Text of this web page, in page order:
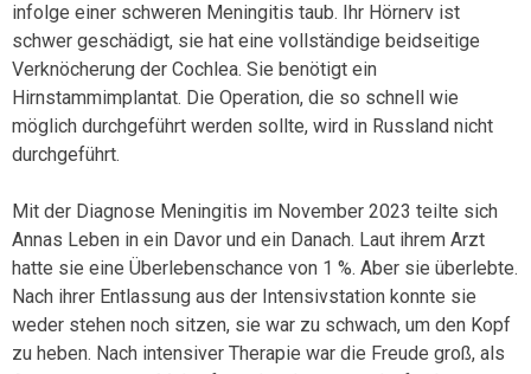
infolge einer schweren Meningitis taub. Ihr Hörnerv ist
schwer geschädigt, sie hat eine vollständige beidseitige
Verknöcherung der Cochlea. Sie benötigt ein
Hirnstammimplantat. Die Operation, die so schnell wie
möglich durchgeführt werden sollte, wird in Russland nicht
durchgeführt.
Mit der Diagnose Meningitis im November 2023 teilte sich
Annas Leben in ein Davor und ein Danach. Laut ihrem Arzt
hatte sie eine Überlebenschance von 1 %. Aber sie überlebte.
Nach ihrer Entlassung aus der Intensivstation konnte sie
weder stehen noch sitzen, sie war zu schwach, um den Kopf
zu heben. Nach intensiver Therapie war die Freude groß, als